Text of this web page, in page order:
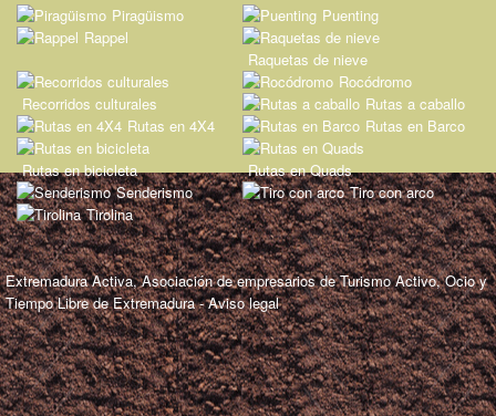
Piragüismo
Puenting
Rappel
Raquetas de nieve
Recorridos culturales
Rocódromo
Rutas a caballo
Rutas en 4X4
Rutas en Barco
Rutas en bicicleta
Rutas en Quads
Senderismo
Tiro con arco
Tirolina
Extremadura Activa, Asociación de empresarios de Turismo Activo, Ocio y
Tiempo Libre de Extremadura -Aviso legal